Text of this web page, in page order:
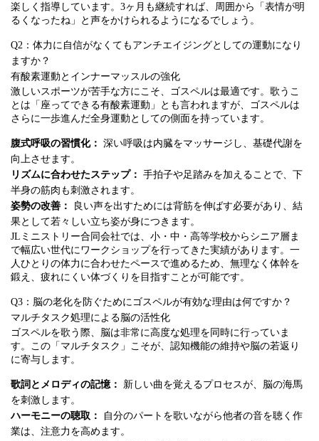
楽しく指導しています。3ヶ月も継続すれば、周囲から「表情が明
るくなったね」と声をかけられるようになるでしょう。
Q2：体力に自信がなくてもアンチエイジングとしての運動になり
ますか？
有酸素運動とインナーマッスルの強化
激しいスポーツが苦手な方にこそ、ゴスペルは最適です。歌うこ
とは「座ってできる有酸素運動」とも言われますが、ゴスペルは
さらに一歩進んだ全身運動としての側面を持っています。
腹式呼吸の習慣化： 深い呼吸は内臓をマッサージし、基礎代謝を
向上させます。
リズムに合わせたステップ： 手拍子や足踏みを加えることで、下
半身の筋肉も刺激されます。
姿勢の改善：
良い声を出すためには背筋を伸ばす必要があり、結
果として若々しい立ち姿が身につきます。
JLミニストリー合同会社では、小・中・高等学校からシニア層ま
で幅広い世代にワークショップを行ってきた実績があります。一
人ひとりの体力に合わせたペースで進めるため、無理なく体幹を
鍛え、疲れにくい体づくりを目指すことが可能です。
Q3：脳の老化を防ぐためにゴスペルが有効な理由は何ですか？
マルチタスク処理による脳の活性化
ゴスペルを歌う際、脳は非常に高度な処理を同時に行っていま
す。この「マルチタスク」こそが、認知機能の維持や脳の若返り
に寄与します。
歌詞とメロディの記憶：
新しい曲を覚えるプロセスが、脳の海馬
を刺激します。
ハーモニーの聴取：
自分のパートを歌いながら他者の音を聴く作
業は、注意力を高めます。